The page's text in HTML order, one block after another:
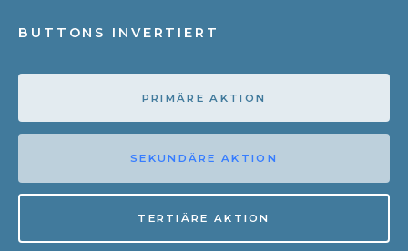
BUTTONS INVERTIERT
PRIMÄRE AKTION
SEKUNDÄRE AKTION
TERTIÄRE AKTION